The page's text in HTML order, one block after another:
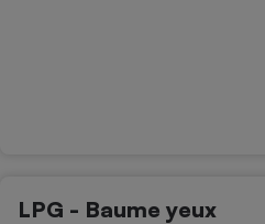
LPG - Baume yeux